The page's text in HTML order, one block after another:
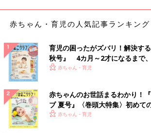
きょうだいや親子のリンクコーデに
赤ちゃん・育児の人気記事ランキング
育児の困ったがズバリ！解決す
秋号』 4カ月～2才になるまで
いっぱい！
赤ちゃん・育児
赤ちゃんのお世話まるわかり！
ブ 夏号』〈巻頭大特集〉初めて
く！ おっぱい・ミルクの基本と
赤ちゃん・育児